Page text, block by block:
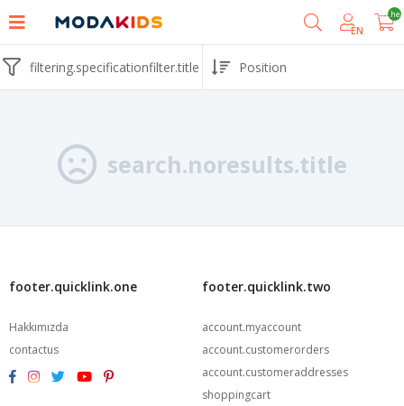
EN
filtering.specificationfilter.title
search.noresults.title
footer.quicklink.one
Hakkımızda
contactus
footer.quicklink.two
account.myaccount
account.customerorders
account.customeraddresses
shoppingcart